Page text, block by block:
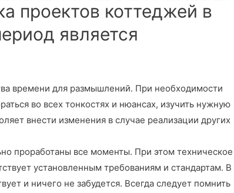
проектов коттеджей в
является
времени для размышлений. При необходимости
во всех тонкостях и нюансах, изучить нужную
внести изменения в случае реализации других
проработаны все моменты. При этом техническое
установленным требованиям и стандартам. В
и ничего не забудется. Всегда следует помнить